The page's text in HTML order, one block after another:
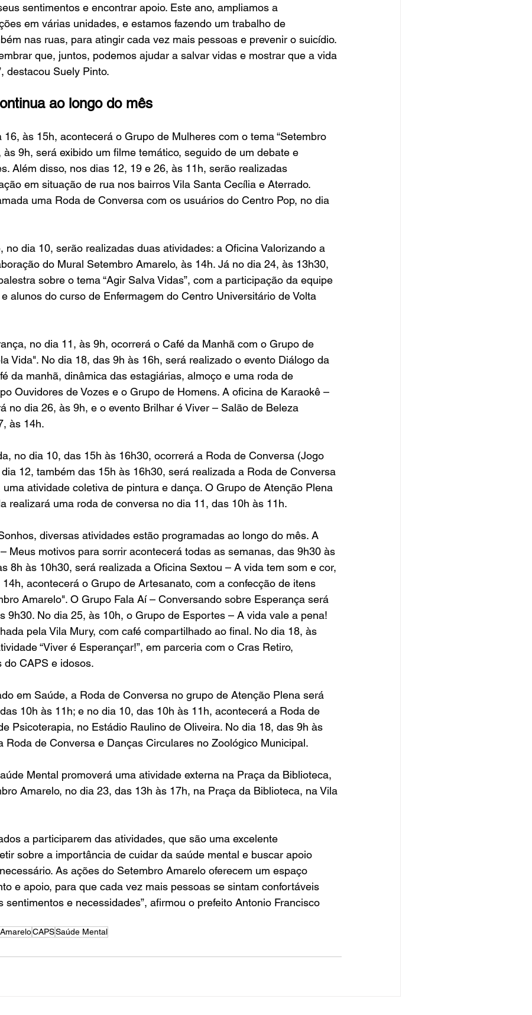
sentimentos e encontrar apoio. Este ano, ampliamos a
em várias unidades, e estamos fazendo um trabalho de
nas ruas, para atingir cada vez mais pessoas e prevenir o suicídio.
que, juntos, podemos ajudar a salvar vidas e mostrar que a vida
destacou Suely Pinto.
ao longo do mês
16, às 15h, acontecerá o Grupo de Mulheres com o tema “Setembro
às 9h, será exibido um filme temático, seguido de um debate e
Além disso, nos dias 12, 19 e 26, às 11h, serão realizadas
em situação de rua nos bairros Vila Santa Cecília e Aterrado.
uma Roda de Conversa com os usuários do Centro Pop, no dia
no dia 10, serão realizadas duas atividades: a Oficina Valorizando a
do Mural Setembro Amarelo, às 14h. Já no dia 24, às 13h30,
sobre o tema “Agir Salva Vidas”, com a participação da equipe
alunos do curso de Enfermagem do Centro Universitário de Volta
no dia 11, às 9h, ocorrerá o Café da Manhã com o Grupo de
Vida". No dia 18, das 9h às 16h, será realizado o evento Diálogo da
da manhã, dinâmica das estagiárias, almoço e uma roda de
Ouvidores de Vozes e o Grupo de Homens. A oficina de Karaokê –
no dia 26, às 9h, e o evento Brilhar é Viver – Salão de Beleza
às 14h.
no dia 10, das 15h às 16h30, ocorrerá a Roda de Conversa (Jogo
12, também das 15h às 16h30, será realizada a Roda de Conversa
atividade coletiva de pintura e dança. O Grupo de Atenção Plena
realizará uma roda de conversa no dia 11, das 10h às 11h.
diversas atividades estão programadas ao longo do mês. A
Meus motivos para sorrir acontecerá todas as semanas, das 9h30 às
8h às 10h30, será realizada a Oficina Sextou – A vida tem som e cor,
acontecerá o Grupo de Artesanato, com a confecção de itens
Amarelo". O Grupo Fala Aí – Conversando sobre Esperança será
9h30. No dia 25, às 10h, o Grupo de Esportes – A vida vale a pena!
pela Vila Mury, com café compartilhado ao final. No dia 18, às
“Viver é Esperançar!”, em parceria com o Cras Retiro,
do CAPS e idosos.
em Saúde, a Roda de Conversa no grupo de Atenção Plena será
10h às 11h; e no dia 10, das 10h às 11h, acontecerá a Roda de
Psicoterapia, no Estádio Raulino de Oliveira. No dia 18, das 9h às
Roda de Conversa e Danças Circulares no Zoológico Municipal.
Mental promoverá uma atividade externa na Praça da Biblioteca,
Amarelo, no dia 23, das 13h às 17h, na Praça da Biblioteca, na Vila
a participarem das atividades, que são uma excelente
sobre a importância de cuidar da saúde mental e buscar apoio
As ações do Setembro Amarelo oferecem um espaço
e apoio, para que cada vez mais pessoas se sintam confortáveis
sentimentos e necessidades”, afirmou o prefeito Antonio Francisco
CAPSSaúde Mental